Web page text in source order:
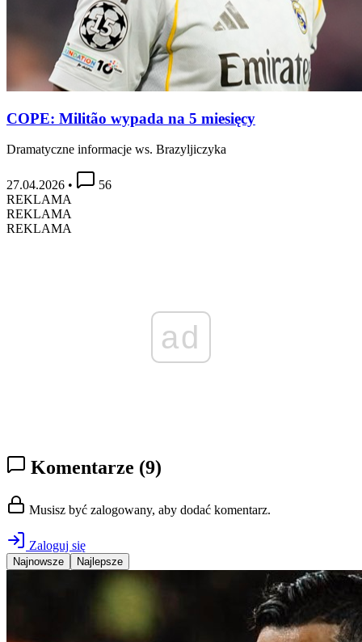
COPE: Militão wypada na 5 miesięcy
Dramatyczne informacje ws. Brazyljiczyka
27.04.2026 •
56
REKLAMA
REKLAMA
REKLAMA
ad
Komentarze (9)
Musisz być zalogowany, aby dodać komentarz.
Zaloguj się
Najnowsze Najlepsze